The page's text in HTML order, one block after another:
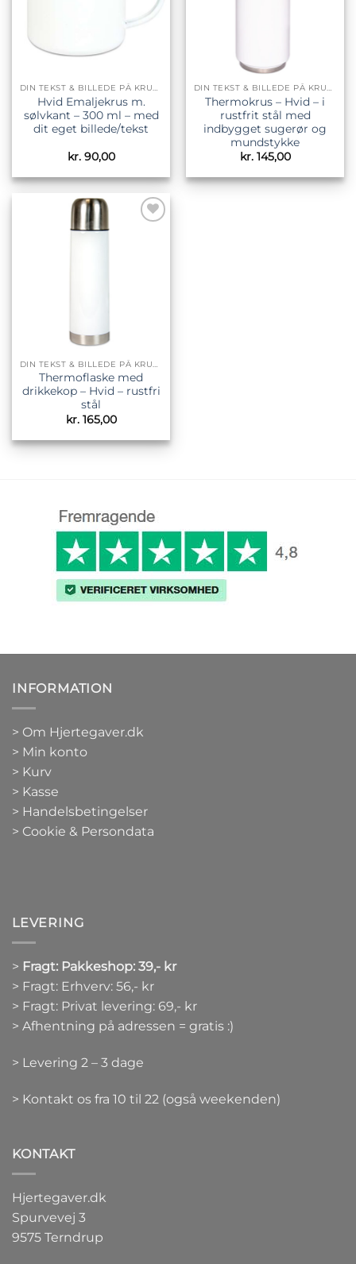
DIN TEKST & BILLEDE PÅ KRUS & TILBEHØR
Hvid Emaljekrus m.
sølvkant – 300 ml – med
dit eget billede/tekst
kr.90,00
DIN TEKST & BILLEDE PÅ KRUS & TILBEHØR
Thermokrus – Hvid – i
rustfrit stål med
indbygget sugerør og
mundstykke
kr.145,00
Thermoflaske med
drikkekop – Hvid – rustfri
stål
kr.165,00
INFORMATION
> Om Hjertegaver.dk
> Min konto
> Kurv
> Kasse
> Handelsbetingelser
> Cookie & Persondata
LEVERING
> Fragt: Pakkeshop: 39,- kr
> Fragt: Erhverv: 56,- kr
> Fragt: Privat levering: 69,- kr
> Afhentning på adressen = gratis :)
> Levering 2 – 3 dage
> Kontakt os fra 10 til 22 (også weekenden)
KONTAKT
Hjertegaver.dk
Spurvevej 3
9575 Terndrup